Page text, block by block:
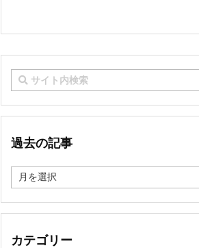
過去の記事
去
記
カテゴリー